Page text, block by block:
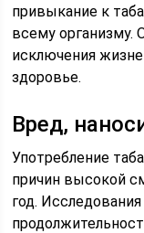
привыкание к
всему организму.
исключения
здоровье.
Вред,
Употребление
причин высокой
год.